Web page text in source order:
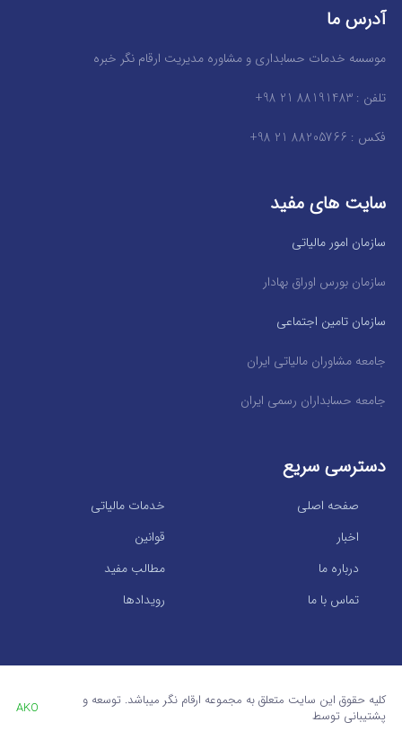
آدرس ما
موسسه خدمات حسابداری و مشاوره مدیریت ارقام نگر خبره
تلفن : 88191483 21 98+
فکس : 88205766 21 98+
سایت های مفید
سازمان امور مالیاتی
سازمان بورس اوراق بهادار
سازمان تامین اجتماعی
جامعه مشاوران مالیاتی ایران
جامعه حسابداران رسمی ایران
دسترسی سریع
خدمات مالیاتی
صفحه اصلی
قوانین
اخبار
مطالب مفید
درباره ما
رویدادها
تماس با ما
کلیه حقوق این سایت متعلق به مجموعه ارقام نگر میباشد. توسعه و
پشتیبانی توسط
AKO